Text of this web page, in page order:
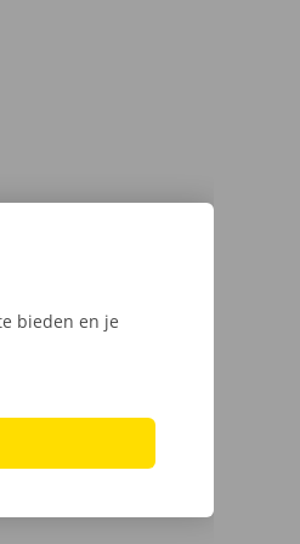
bieden en je